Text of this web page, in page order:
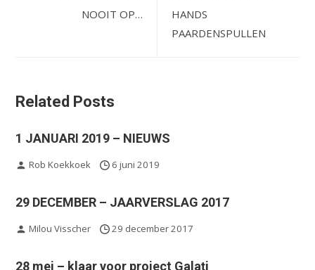
NOOIT OP…
HANDS
PAARDENSPULLEN
Related Posts
1 JANUARI 2019 – NIEUWS
Rob Koekkoek 6 juni 2019
29 DECEMBER – JAARVERSLAG 2017
Milou Visscher 29 december 2017
28 mei – klaar voor project Galați